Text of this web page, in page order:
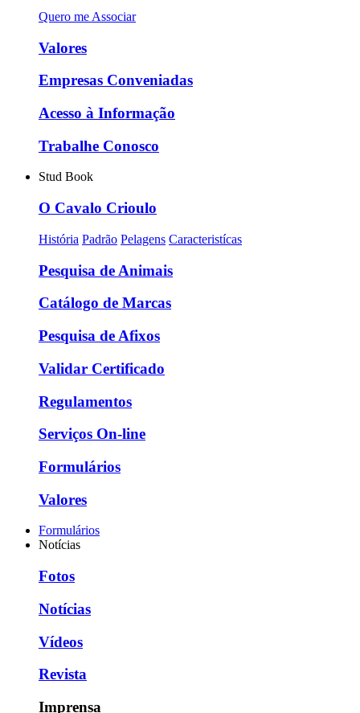
Quero me Associar
Valores
Empresas Conveniadas
Acesso à Informação
Trabalhe Conosco
Stud Book
O Cavalo Crioulo
História Padrão Pelagens Caracteristícas
Pesquisa de Animais
Catálogo de Marcas
Pesquisa de Afixos
Validar Certificado
Regulamentos
Serviços On-line
Formulários
Valores
Formulários
Notícias
Fotos
Notícias
Vídeos
Revista
Imprensa